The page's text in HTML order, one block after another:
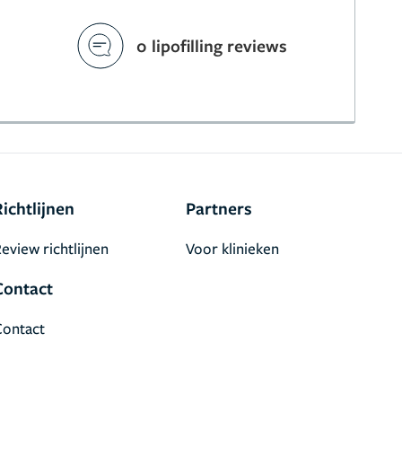
0 lipofilling reviews
richtlijnen
Partners
Voor klinieken